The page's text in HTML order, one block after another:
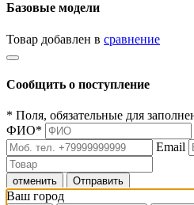
Базовые модели
Товар добавлен в сравнение
Сообщить о поступление
* Поля, обязательные для
ФИО*
Email
отменить Отправить
Ваш город